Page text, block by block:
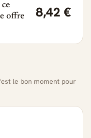
offre
8,42 €
le bon moment pour